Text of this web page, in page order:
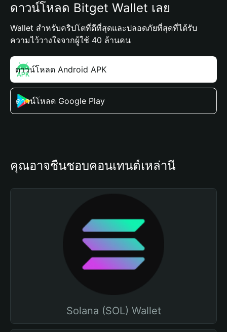
ดาวน์โหลด Bitget Wallet เลย
Wallet สำหรับคริปโตที่ดีที่สุดและปลอดภัยที่สุดที่ได้รับ
ความไว้วางใจจากผู้ใช้ 40 ล้านคน
ดาวน์โหลด Android APK
ดาวน์โหลด Google Play
คุณอาจชื่นชอบคอนเทนต์เหล่านี้
Solana (SOL) Wallet